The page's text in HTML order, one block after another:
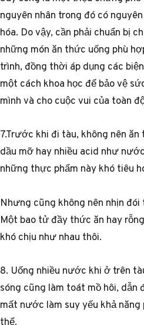
nguyên nhân trong đó có
hóa. Do vậy, cần phải chuẩn bị
những món ăn thức uống phù
trình, đồng thời áp dụng các
một cách khoa học để bảo vệ
mình và cho cuộc vui của toàn
7.Trước khi đi tàu, không nên
dầu mỡ hay nhiều acid như
những thực phẩm này khó tiêu
Nhưng cũng không nên nhịn
Một bao tử đầy thức ăn hay
khó chịu như nhau thôi.
8. Uống nhiều nước khi ở trên
sóng cũng làm toát mồ hôi, dẫn
mất nước làm suy yếu khả
thể.